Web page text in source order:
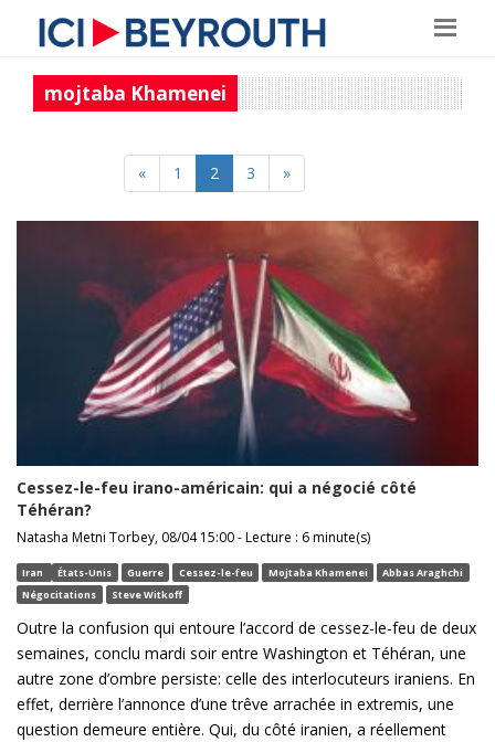
mojtaba Khamenei
« 1 2 3 »
Cessez-le-feu irano-américain: qui a négocié côté
Téhéran?
Natasha Metni Torbey, 08/04 15:00 - Lecture : 6 minute(s)
Iran États-Unis Guerre Cessez-le-feu Mojtaba Khamenei
Abbas Araghchi
Négocitations
Steve Witkoff
Outre la confusion qui entoure l’accord de cessez-le-feu de deux
semaines, conclu mardi soir entre Washington et Téhéran, une
autre zone d’ombre persiste: celle des interlocuteurs iraniens. En
effet, derrière l’annonce d’une trêve arrachée in extremis, une
question demeure entière. Qui, du côté iranien, a réellement